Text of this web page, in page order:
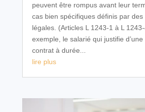
peuvent être rompus avant leur
cas bien spécifiques définis par des
légales. (Articles L 1243-1 à L
exemple, le salarié qui justifie
contrat à durée...
lire plus